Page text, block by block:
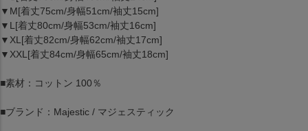
▼M[着丈75cm/身幅51cm/袖丈15cm]
▼L[着丈80cm/身幅53cm/袖丈16cm]
▼XL[着丈82cm/身幅62cm/袖丈17cm]
▼XXL[着丈84cm/身幅65cm/袖丈18cm]
■素材：コットン 100％
■ブランド：Majestic / マジェスティック